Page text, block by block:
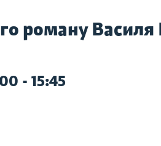
роману
- 15:45